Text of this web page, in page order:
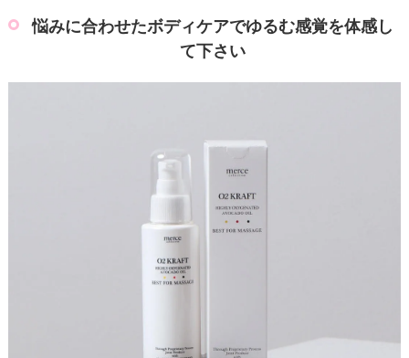
悩みに合わせたボディケアでゆるむ感覚を体感し
て下さい